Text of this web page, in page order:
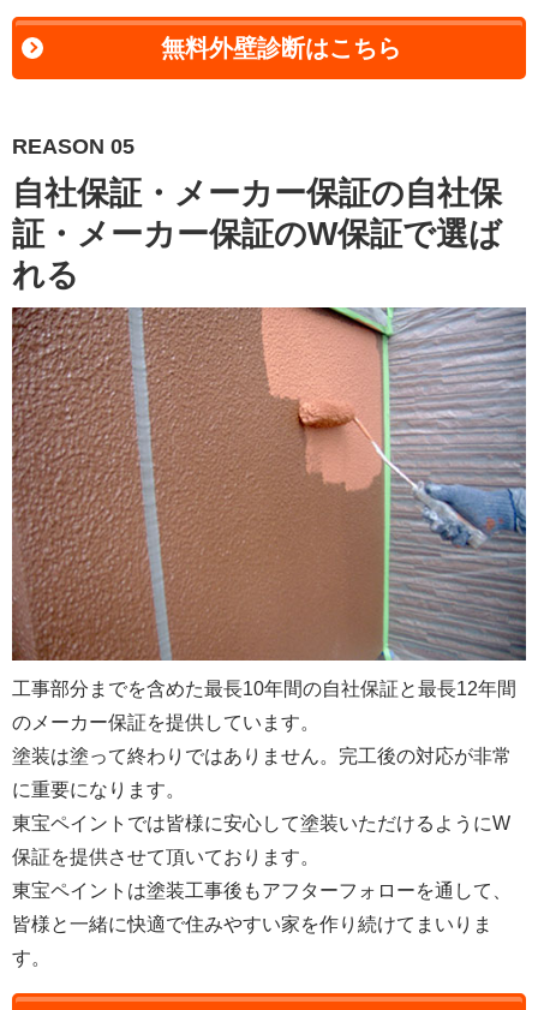
無料外壁診断はこちら
REASON 05
自社保証・メーカー保証の自社保
証・メーカー保証のW保証で選ば
れる
工事部分までを含めた最長10年間の自社保証と最長12年間
のメーカー保証を提供しています。
塗装は塗って終わりではありません。完工後の対応が非常
に重要になります。
東宝ペイントでは皆様に安心して塗装いただけるようにW
保証を提供させて頂いております。
東宝ペイントは塗装工事後もアフターフォローを通して、
皆様と一緒に快適で住みやすい家を作り続けてまいりま
す。